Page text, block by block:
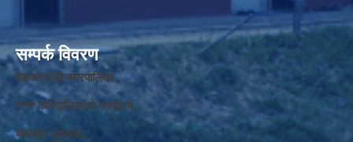
सम्पर्क विवरण
बेलकोटगढी नगरपालिका ,
नगर कार्यपालिकाको कार्यालय,
बाघखोर नुवाकोट,